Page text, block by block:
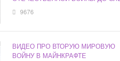
9676
ВИДЕО ПРО ВТОРУЮ МИРОВУЮ
ВОЙНУ В МАЙНКРАФТЕ